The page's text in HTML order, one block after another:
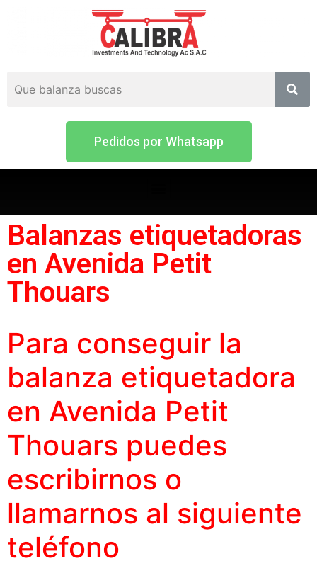
Pedidos por Whatsapp
Balanzas etiquetadoras
en Avenida Petit
Thouars
Para conseguir la
balanza etiquetadora
en Avenida Petit
Thouars puedes
escribirnos o
llamarnos al siguiente
teléfono